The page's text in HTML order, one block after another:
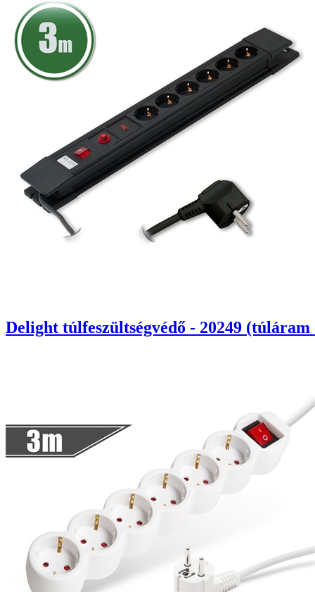
Delight túlfeszültségvédő - 20249